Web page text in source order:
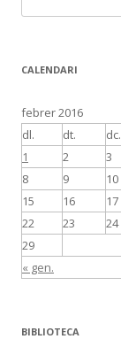
e
c
:
CALENDARI
febrer 2016
dl.
dt. dc.
« gen.
1 2 3
8
9 10
15
16 17
22
23 24
29
BIBLIOTECA